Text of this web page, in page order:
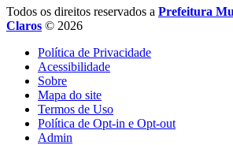
Todos os direitos reservados a Prefeitura
Claros © 2026
Política de Privacidade
Acessibilidade
Sobre
Mapa do site
Termos de Uso
Política de Opt-in e Opt-out
Admin